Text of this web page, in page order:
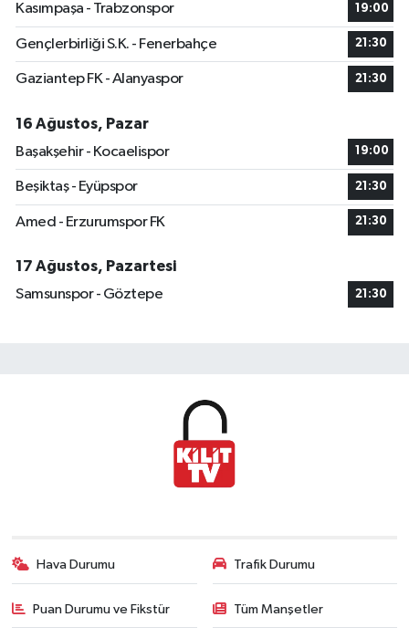
Kasımpaşa - Trabzonspor 19:00
Gençlerbirliği S.K. - Fenerbahçe 21:30
Gaziantep FK - Alanyaspor 21:30
16 Ağustos, Pazar
Başakşehir - Kocaelispor
19:00
Beşiktaş - Eyüpspor 21:30
Amed - Erzurumspor FK 21:30
17 Ağustos, Pazartesi
Samsunspor - Göztepe
21:30
Hava Durumu Trafik Durumu
Puan Durumu ve Fikstür Tüm Manşetler